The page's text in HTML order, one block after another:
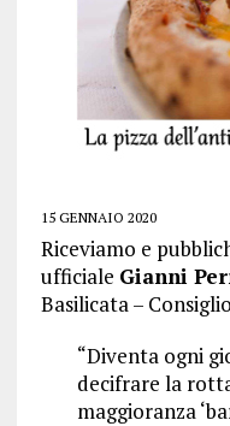
15 GENNAIO 2020
Riceviamo e
ufficiale Gianni
Basilicata –
“Diventa ogni
decifrare la
maggioranza